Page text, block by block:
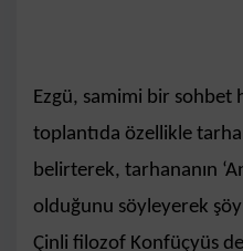
Ezgü, samimi bir sohbet
toplantıda özellikle
belirterek, tarhananın
olduğunu söyleyerek
Çinli filozof Konfüçyüs